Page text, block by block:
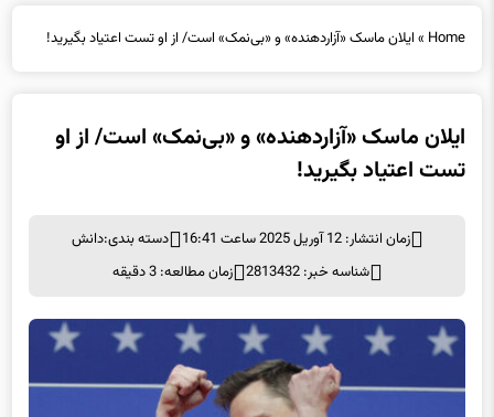
Home
» ایلان ماسک «آزاردهنده» و «بی‌نمک» است/ از او تست اعتیاد بگیرید!
ایلان ماسک «آزاردهنده» و «بی‌نمک» است/ از او
تست اعتیاد بگیرید!
زمان انتشار: 12 آوریل 2025 ساعت 16:41 دسته بندی:دانش
شناسه خبر: 2813432
زمان مطالعه: 3 دقیقه